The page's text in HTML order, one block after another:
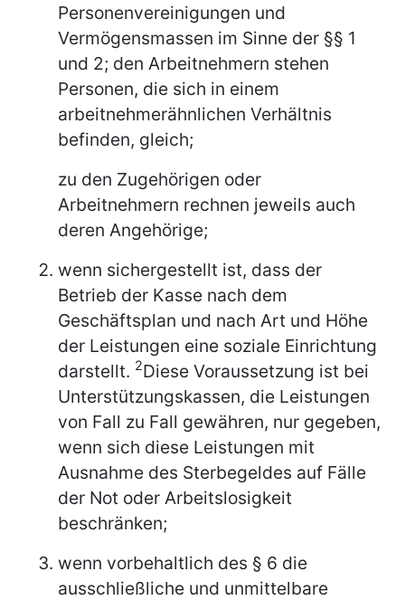
Personenvereinigungen und
Vermögensmassen im Sinne der §§ 1
und 2; den Arbeitnehmern stehen
Personen, die sich in einem
arbeitnehmerähnlichen Verhältnis
befinden, gleich;
zu den Zugehörigen oder
Arbeitnehmern rechnen jeweils auch
deren Angehörige;
wenn sichergestellt ist, dass der
Betrieb der Kasse nach dem
Geschäftsplan und nach Art und Höhe
der Leistungen eine soziale Einrichtung
darstellt. 2Diese Voraussetzung ist bei
Unterstützungskassen, die Leistungen
von Fall zu Fall gewähren, nur gegeben,
wenn sich diese Leistungen mit
Ausnahme des Sterbegeldes auf Fälle
der Not oder Arbeitslosigkeit
beschränken;
wenn vorbehaltlich des § 6 die
ausschließliche und unmittelbare